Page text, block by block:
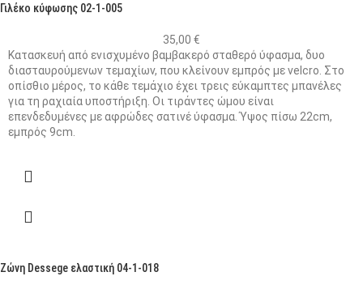
Γιλέκο κύφωσης 02-1-005
35,00 €
Κατασκευή από ενισχυμένο βαμβακερό σταθερό ύφασμα, δυο
διασταυρούμενων τεμαχίων, που κλείνουν εμπρός με velcro. Στο
οπίσθιο μέρος, το κάθε τεμάχιο έχει τρεις εύκαμπτες μπανέλες
για τη ραχιαία υποστήριξη. Οι τιράντες ώμου είναι
επενδεδυμένες με αφρώδες σατινέ ύφασμα. Ύψος πίσω 22cm,
εμπρός 9cm.
Ζώνη Dessege ελαστική 04-1-018